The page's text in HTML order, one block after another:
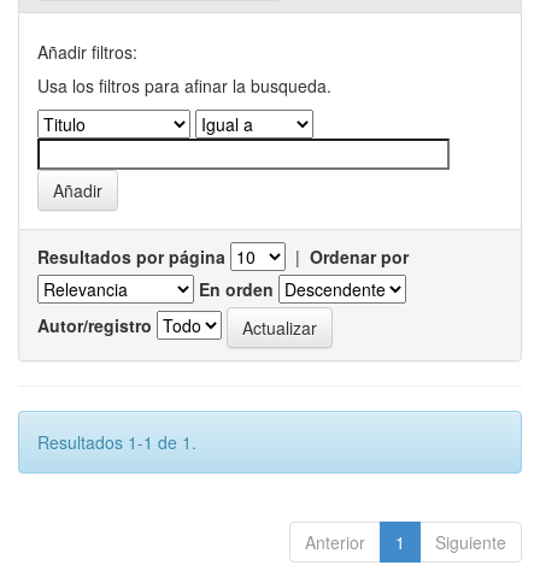
Añadir filtros:
Usa los filtros para afinar la busqueda.
Resultados por página | Ordenar por
En orden
Autor/registro
Resultados 1-1 de 1.
Anterior 1 Siguiente